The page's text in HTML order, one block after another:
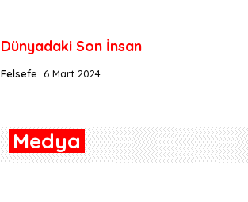
Dünyadaki Son İnsan
Felsefe 6 Mart 2024
Medya